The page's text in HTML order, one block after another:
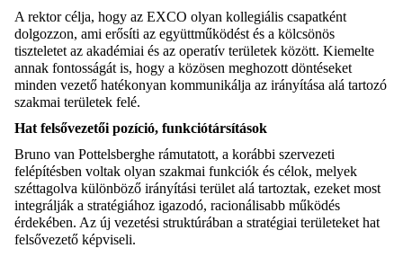
A rektor célja, hogy az EXCO olyan kollegiális csapatként
dolgozzon, ami erősíti az együttműködést és a kölcsönös
tiszteletet az akadémiai és az operatív területek között. Kiemelte
annak fontosságát is, hogy a közösen meghozott döntéseket
minden vezető hatékonyan kommunikálja az irányítása alá tartozó
szakmai területek felé.
Hat felsővezetői pozíció, funkciótársítások
Bruno van Pottelsberghe rámutatott, a korábbi szervezeti
felépítésben voltak olyan szakmai funkciók és célok, melyek
széttagolva különböző irányítási terület alá tartoztak, ezeket most
integrálják a stratégiához igazodó, racionálisabb működés
érdekében. Az új vezetési struktúrában a stratégiai területeket hat
felsővezető képviseli.